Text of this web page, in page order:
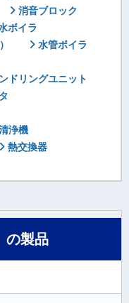
消音ブロック
ボイラ
水管ボイラ
ドリングユニット
浄機
熱交換器
の製品